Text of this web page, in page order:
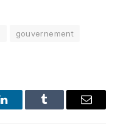
gouvernement
LinkedInTumblr Email